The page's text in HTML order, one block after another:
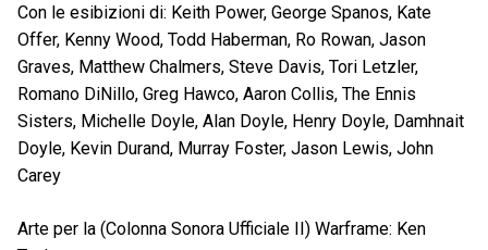
Con le esibizioni di: Keith Power, George Spanos, Kate
Offer, Kenny Wood, Todd Haberman, Ro Rowan, Jason
Graves, Matthew Chalmers, Steve Davis, Tori Letzler,
Romano DiNillo, Greg Hawco, Aaron Collis, The Ennis
Sisters, Michelle Doyle, Alan Doyle, Henry Doyle, Damhnait
Doyle, Kevin Durand, Murray Foster, Jason Lewis, John
Carey
Arte per la (Colonna Sonora Ufficiale II) Warframe: Ken